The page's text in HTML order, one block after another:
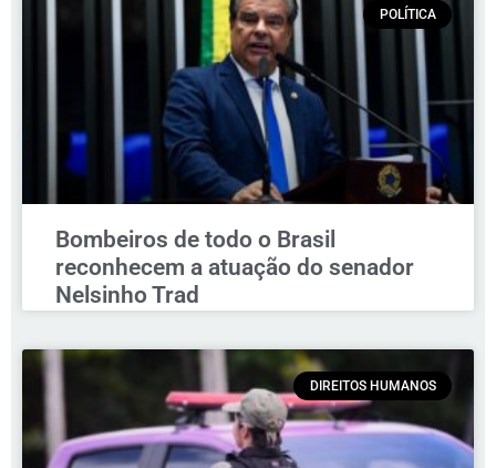
POLÍTICA
Bombeiros de todo o Brasil
reconhecem a atuação do senador
Nelsinho Trad
DIREITOS HUMANOS